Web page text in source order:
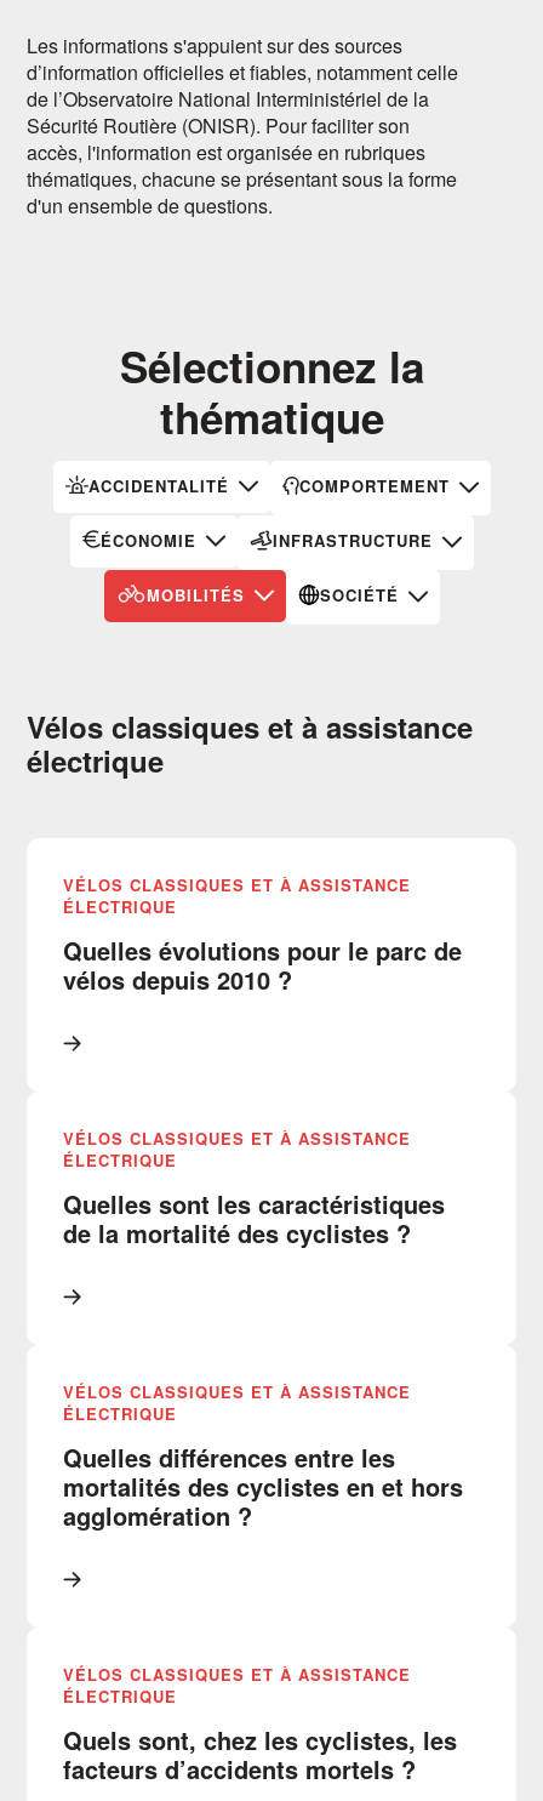
Les informations s'appuient sur des sources
d’information officielles et fiables, notamment celle
de l’Observatoire National Interministériel de la
Sécurité Routière (ONISR). Pour faciliter son
accès, l'information est organisée en rubriques
thématiques, chacune se présentant sous la forme
d'un ensemble de questions.
Sélectionnez la
thématique
ACCIDENTALITÉ COMPORTEMENT
ÉCONOMIE INFRASTRUCTURE
MOBILITÉS SOCIÉTÉ
Vélos classiques et à assistance
électrique
VÉLOS CLASSIQUES ET À ASSISTANCE
ÉLECTRIQUE
Quelles évolutions pour le parc de
vélos depuis 2010 ?
VÉLOS CLASSIQUES ET À ASSISTANCE
ÉLECTRIQUE
Quelles sont les caractéristiques
de la mortalité des cyclistes ?
VÉLOS CLASSIQUES ET À ASSISTANCE
ÉLECTRIQUE
Quelles différences entre les
mortalités des cyclistes en et hors
agglomération ?
VÉLOS CLASSIQUES ET À ASSISTANCE
ÉLECTRIQUE
Quels sont, chez les cyclistes, les
facteurs d’accidents mortels ?